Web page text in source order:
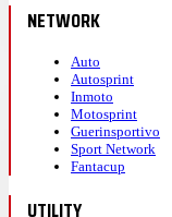
NETWORK
Auto
Autosprint
Inmoto
Motosprint
Guerinsportivo
Sport Network
Fantacup
UTILITY